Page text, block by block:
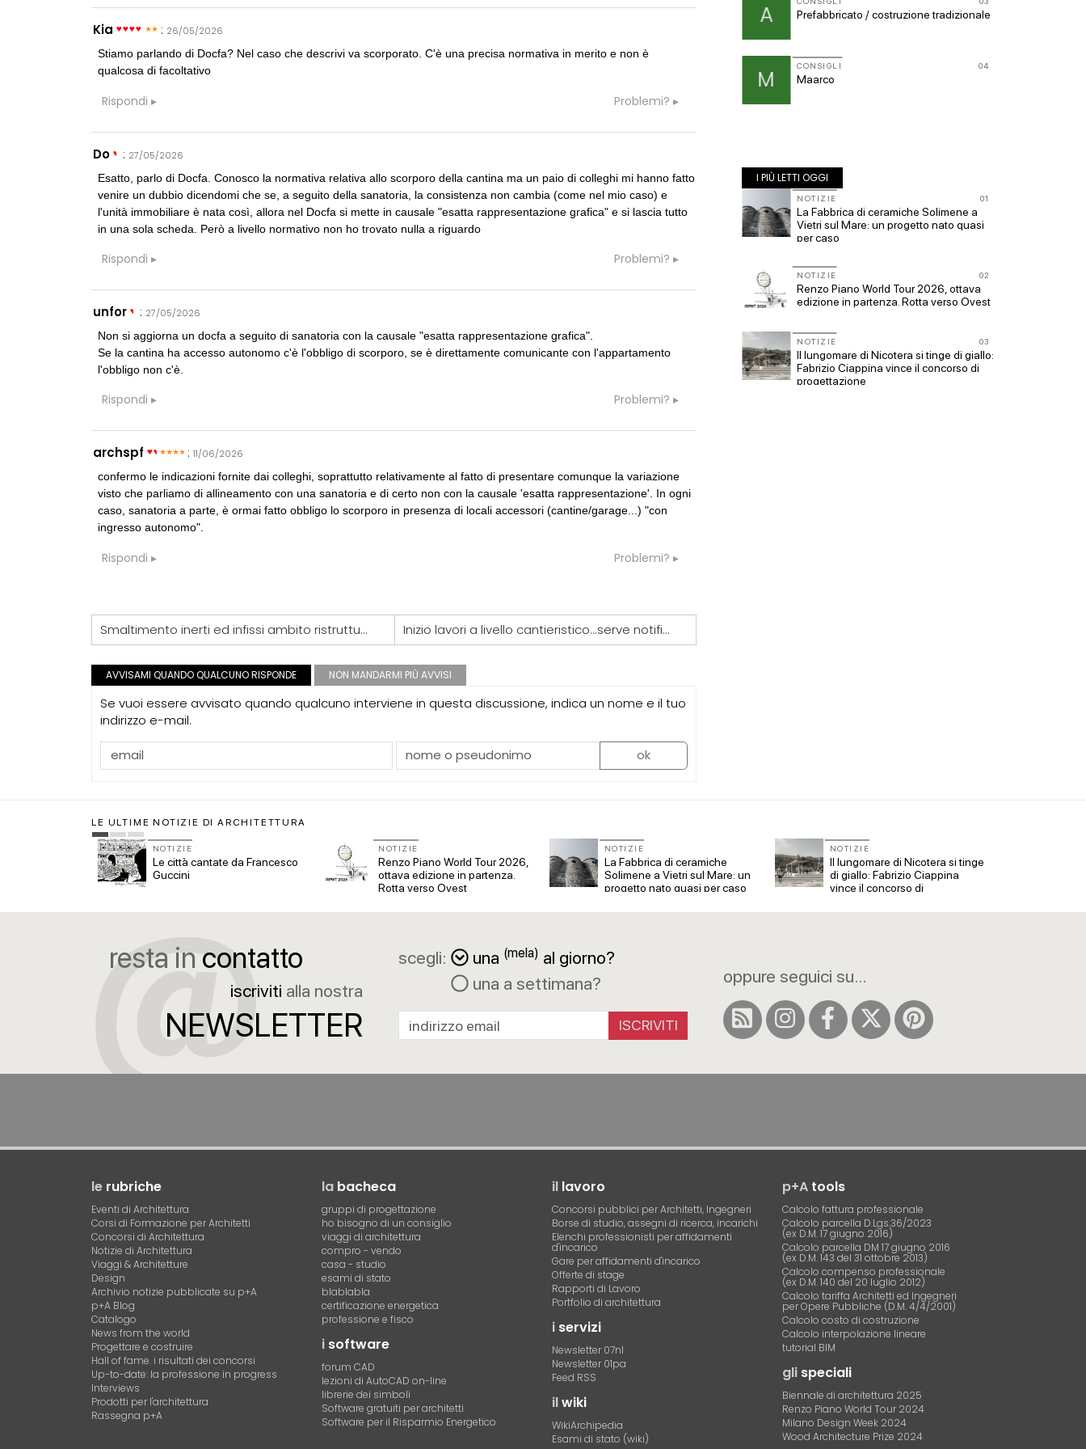
Kia : 26/05/2026
Stiamo parlando di Docfa? Nel caso che descrivi va scorporato. C'è una precisa normativa in merito e non è
qualcosa di facoltativo
Rispondi Problemi?
Do : 27/05/2026
Esatto, parlo di Docfa. Conosco la normativa relativa allo scorporo della cantina ma un paio di colleghi mi hanno fatto
venire un dubbio dicendomi che se, a seguito della sanatoria, la consistenza non cambia (come nel mio caso) e
l'unità immobiliare è nata così, allora nel Docfa si mette in causale "esatta rappresentazione grafica" e si lascia tutto
in una sola scheda. Però a livello normativo non ho trovato nulla a riguardo
Rispondi Problemi?
unfor : 27/05/2026
Non si aggiorna un docfa a seguito di sanatoria con la causale "esatta rappresentazione grafica".
Se la cantina ha accesso autonomo c'è l'obbligo di scorporo, se è direttamente comunicante con l'appartamento
l'obbligo non c'è.
Rispondi Problemi?
archspf :11/06/2026
confermo le indicazioni fornite dai colleghi, soprattutto relativamente al fatto di presentare comunque la variazione
visto che parliamo di allineamento con una sanatoria e di certo non con la causale 'esatta rappresentazione'. In ogni
caso, sanatoria a parte, è ormai fatto obbligo lo scorporo in presenza di locali accessori (cantine/garage...) "con
ingresso autonomo".
Rispondi Problemi?
Smaltimento inerti ed infissi ambito ristrutturazione Inizio lavori a livello cantieristico...serve notifica preliminare?
AVVISAMI QUANDO QUALCUNO RISPONDE NON MANDARMI PIÙ AVVISI
Se vuoi essere avvisato quando qualcuno interviene in questa discussione, indica un nome e il tuo
indirizzo e-mail.
ok
p c A Prefabbricato / costruzione tradizionale
M 04
CONSIGLI
Maarco
I PIÙ LETTI OGGI
07
CONCORSI
200 manifesti per i 200 anni di Carlo
Collodi, creatore di Pinocchio
autocostruzione e vita comunitaria in
09
UP-TO-DATE
L'Agenzia del Demanio lancia gare per
CONCORSI
Un nuovo volto per il lungomare di
appuntamenti tra Palermo, Verona e
UP-TO-DATE
Riforma delle professioni, ok al Senato:
01
NOTIZIE
La Fabbrica di ceramiche Solimene a
Vietri sul Mare: un progetto nato quasi
per caso
02
NOTIZIE
Renzo Piano World Tour 2026, ottava
edizione in partenza. Rotta verso Ovest
03
NOTIZIE
Il lungomare di Nicotera si tinge di giallo:
Fabrizio Ciappina vince il concorso di
progettazione
LE ULTIME NOTIZIE DI ARCHITETTURA
NOTIZIE
Le città cantate da Francesco
Guccini
NOTIZIE
Renzo Piano World Tour 2026,
ottava edizione in partenza.
Rotta verso Ovest
NOTIZIE
La Fabbrica di ceramiche
Solimene a Vietri sul Mare: un
progetto nato quasi per caso
NOTIZIE
Il lungomare di Nicotera si tinge
di giallo: Fabrizio Ciappina
vince il concorso di
resta in contatto
iscriviti alla nostra
NEWSLETTER
scegli: una (mela) al giorno?
una a settimana?
ISCRIVITI
oppure seguici su...
le rubriche
Eventi di Architettura
Corsi di Formazione per Architetti
Concorsi di Architettura
Notizie di Architettura
Viaggi & Architetture
Design
Archivio notizie pubblicate su p+A
p+A Blog
Catalogo
News from the world
Progettare e costruire
Hall of fame. i risultati dei concorsi
Up-to-date: la professione in progress
Interviews
Prodotti per l'architettura
Rassegna p+A
la bacheca
gruppi di progettazione
ho bisogno di un consiglio
viaggi di architettura
compro - vendo
casa - studio
esami di stato
blablabla
certificazione energetica
professione e fisco
i software
forum CAD
lezioni di AutoCAD on-line
librerie dei simboli
Software gratuiti per architetti
Software per il Risparmio Energetico
il lavoro
Concorsi pubblici per Architetti, Ingegneri
Borse di studio, assegni di ricerca, incarichi
Elenchi professionisti per affidamenti
d'incarico
Gare per affidamenti d'incarico
Offerte di stage
Rapporti di Lavoro
Portfolio di architettura
i servizi
Newsletter 07nl
Newsletter 01pa
Feed RSS
ilwiki
WikiArchipedia
Esami di stato (wiki)
p+A tools
Calcolo fattura professionale
Calcolo parcella D.Lgs.36/2023
(ex D.M. 17 giugno 2016)
Calcolo parcella DM 17 giugno 2016
(ex D.M. 143 del 31 ottobre 2013)
Calcolo compenso professionale
(ex D.M. 140 del 20 luglio 2012)
Calcolo tariffa Architetti ed Ingegneri
per Opere Pubbliche (D.M. 4/4/2001)
Calcolo costo di costruzione
Calcolo interpolazione lineare
tutorial BIM
gli speciali
Biennale di architettura 2025
Renzo Piano World Tour 2024
Milano Design Week 2024
Wood Architecture Prize 2024